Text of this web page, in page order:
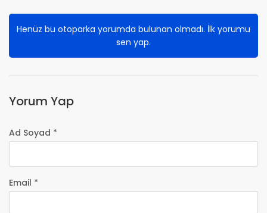
Henüz bu otoparka yorumda bulunan olmadı. İlk yorumu
sen yap.
Yorum Yap
Ad Soyad *
Email *